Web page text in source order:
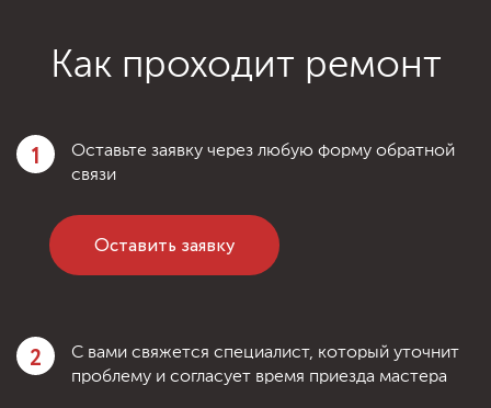
Как проходит ремонт
1
Оставьте заявку через любую форму обратной
связи
Оставить заявку
2
С вами свяжется специалист, который уточнит
проблему и согласует время приезда мастера